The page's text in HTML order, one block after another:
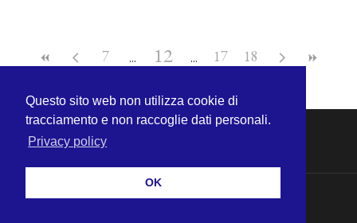
7 12 17 18
Questo sito web non utilizza cookie di
tracciamento e non raccoglie dati personali.
Privacy policy
OK